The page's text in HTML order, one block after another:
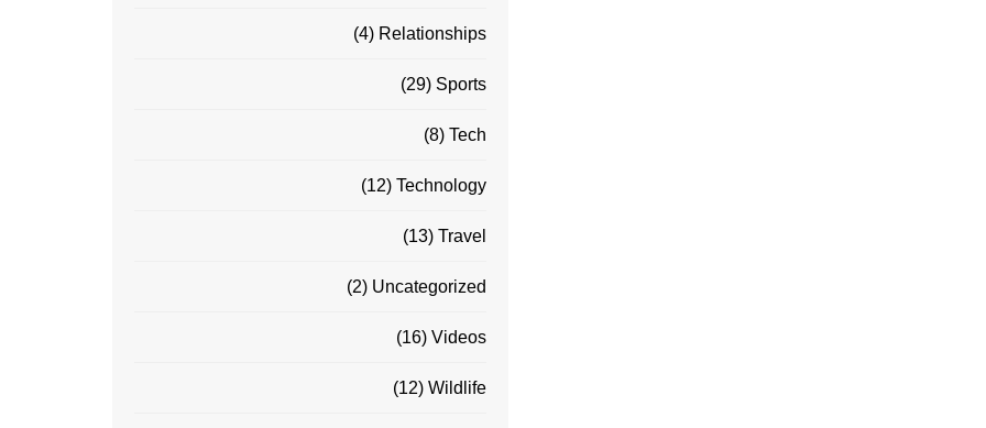
Relationships
(4)
Sports
(29)
Tech
(8)
Technology
(12)
Travel
(13)
Uncategorized
(2)
Videos
(16)
Wildlife
(12)